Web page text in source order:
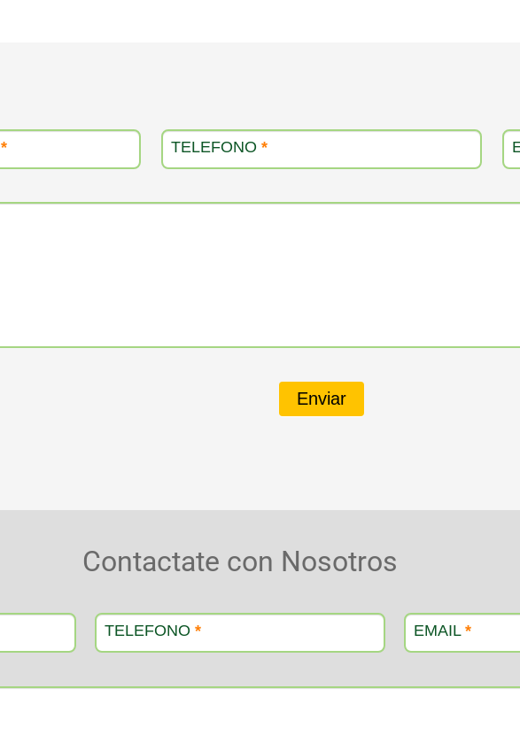
* TELEFONO *
Enviar
Contactate con Nosotros
TELEFONO * EMAIL *